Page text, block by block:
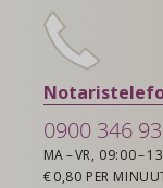
0900 346
MA – VR, 09:00 –
€ 0,80 PER